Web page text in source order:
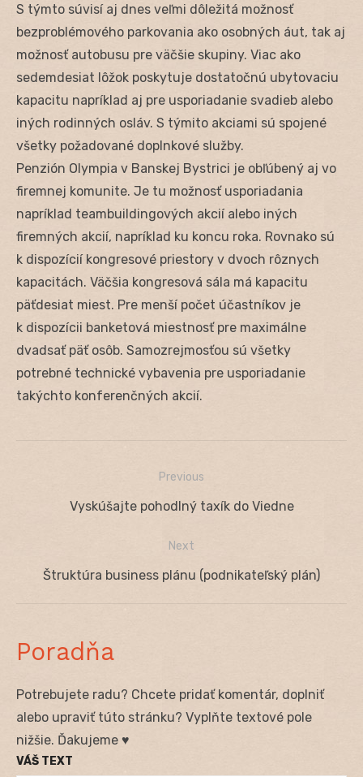
S týmto súvisí aj dnes veľmi dôležitá možnosť
bezproblémového parkovania ako osobných áut, tak aj
možnosť autobusu pre väčšie skupiny. Viac ako
sedemdesiat lôžok poskytuje dostatočnú ubytovaciu
kapacitu napríklad aj pre usporiadanie svadieb alebo
iných rodinných osláv. S týmito akciami sú spojené
všetky požadované doplnkové služby.
Penzión Olympia v Banskej Bystrici je obľúbený aj vo
firemnej komunite. Je tu možnosť usporiadania
napríklad teambuildingových akcií alebo iných
firemných akcií, napríklad ku koncu roka. Rovnako sú
k dispozícií kongresové priestory v dvoch rôznych
kapacitách. Väčšia kongresová sála má kapacitu
päťdesiat miest. Pre menší počet účastníkov je
k dispozícii banketová miestnosť pre maximálne
dvadsať päť osôb. Samozrejmosťou sú všetky
potrebné technické vybavenia pre usporiadanie
takýchto konferenčných akcií.
Navigácia
Previous
Previous
Vyskúšajte pohodlný taxík do Viedne
Next
Next
Štruktúra business plánu (podnikateľský plán)
Poradňa
Potrebujete radu? Chcete pridať komentár, doplniť
alebo upraviť túto stránku? Vyplňte textové pole
nižšie. Ďakujeme ♥
VÁŠ TEXT